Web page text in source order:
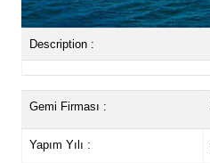
Description :
Gemi Firması :
Yapım Yılı :